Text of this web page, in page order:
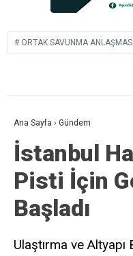
ORTAK SAVUNMA ANLAŞMASI
Ana Sayfa › Gündem
İstanbul
Pisti İçin
Başladı
Ulaştırma ve